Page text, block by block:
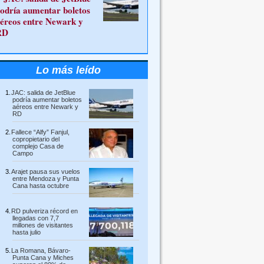
aumentar boletos
entre Newark y
Lo más leído
JAC: salida de JetBlue
podría aumentar boletos
aéreos entre Newark y
RD
Fallece “Alfy” Fanjul,
copropietario del
complejo Casa de
Campo
Arajet pausa sus vuelos
entre Mendoza y Punta
Cana hasta octubre
RD pulveriza récord en
llegadas con 7,7
millones de visitantes
hasta julio
La Romana, Bávaro-
Punta Cana y Miches